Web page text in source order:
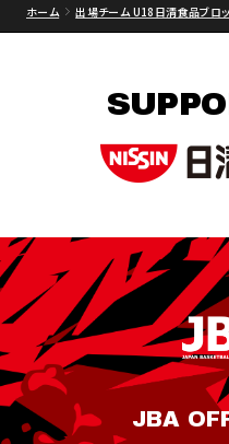
ホーム 出場チーム U18日清食品ブロ
JBA